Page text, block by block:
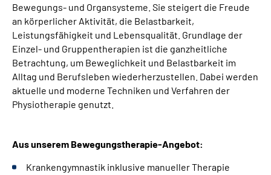
Leichte Sprache
Gebärdensprache
Bewegungs- und Organsysteme. Sie steigert die Freude
an körperlicher Aktivität, die Belastbarkeit,
Leistungsfähigkeit und Lebensqualität. Grundlage der
Einzel- und Gruppentherapien ist die ganzheitliche
Betrachtung, um Beweglichkeit und Belastbarkeit im
Alltag und Berufsleben wiederherzustellen. Dabei werden
aktuelle und moderne Techniken und Verfahren der
Physiotherapie genutzt.
Aus unserem Bewegungstherapie-Angebot:
Krankengymnastik inklusive manueller Therapie